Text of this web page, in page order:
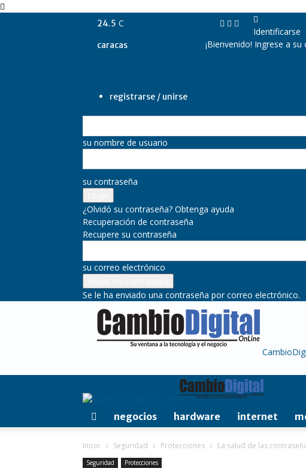
24.5 C
caracas
registrarse / unirse
Identificarse
¡Bienvenido! Ingrese a su
su nombre de usuario
su contraseña
¿Olvidó su contraseña? Obtenga ayuda
Recuperación de contraseña
Recupere su contraseña
su correo electrónico
Se le ha enviado una contraseña por correo electrónico.
negocios hardware internet
Inicio Seguridad Protecciones La salud de las
Seguridad Protecciones